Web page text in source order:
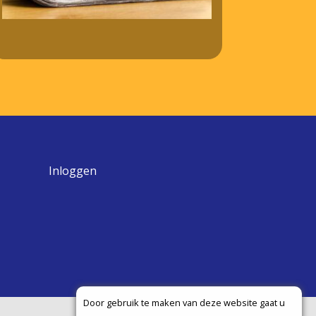
Door gebruik te maken van deze website gaat u
Inloggen